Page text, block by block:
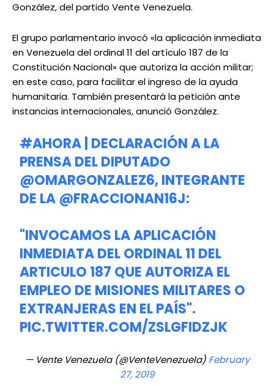
González, del partido Vente Venezuela.
El grupo parlamentario invocó «la aplicación inmediata
en Venezuela del ordinal 11 del artículo 187 de la
Constitución Nacional» que autoriza la acción militar;
en este caso, para facilitar el ingreso de la ayuda
humanitaria. También presentará la petición ante
instancias internacionales, anunció González.
#AHORA | DECLARACIÓN A LA
PRENSA DEL DIPUTADO
@OMARGONZALEZ6, INTEGRANTE
DE LA @FRACCIONAN16J:
"INVOCAMOS LA APLICACIÓN
INMEDIATA DEL ORDINAL 11 DEL
ARTICULO 187 QUE AUTORIZA EL
EMPLEO DE MISIONES MILITARES O
EXTRANJERAS EN EL PAÍS".
PIC.TWITTER.COM/ZSLGFIDZJK
— Vente Venezuela (@VenteVenezuela) February
27, 2019